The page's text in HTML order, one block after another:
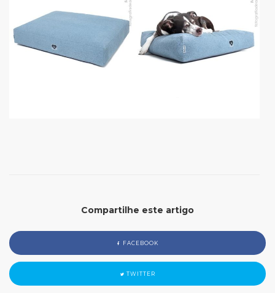
Compartilhe este artigo
FACEBOOK
TWITTER